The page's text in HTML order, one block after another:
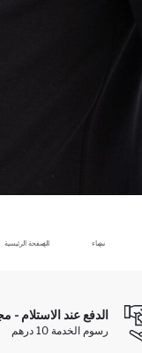
الصفحة الرئيسية نساء
الدفع عند الاستلام -
رسوم الخدمة 10 درهم